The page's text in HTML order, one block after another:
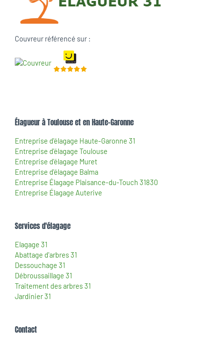
Couvreur référencé sur :
Élagueur à Toulouse et en Haute-Garonne
Entreprise d'élagage Haute-Garonne 31
Entreprise d'élagage Toulouse
Entreprise d'élagage Muret
Entreprise d'élagage Balma
Entreprise Élagage Plaisance-du-Touch 31830
Entreprise Élagage Auterive
Services d'élagage
Elagage 31
Abattage d'arbres 31
Dessouchage 31
Débroussaillage 31
Traitement des arbres 31
Jardinier 31
Contact